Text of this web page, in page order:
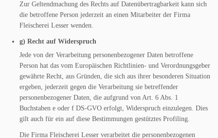
Zur Geltendmachung des Rechts auf Datenübertragbarkeit kann sich
die betroffene Person jederzeit an einen Mitarbeiter der Firma
Fleischerei Lesser wenden.
g) Recht auf Widerspruch
Jede von der Verarbeitung personenbezogener Daten betroffene
Person hat das vom Europäischen Richtlinien- und Verordnungsgeber
gewährte Recht, aus Gründen, die sich aus ihrer besonderen Situation
ergeben, jederzeit gegen die Verarbeitung sie betreffender
personenbezogener Daten, die aufgrund von Art. 6 Abs. 1
Buchstaben e oder f DS-GVO erfolgt, Widerspruch einzulegen. Dies
gilt auch für ein auf diese Bestimmungen gestütztes Profiling.
Die Firma Fleischerei Lesser verarbeitet die personenbezogenen